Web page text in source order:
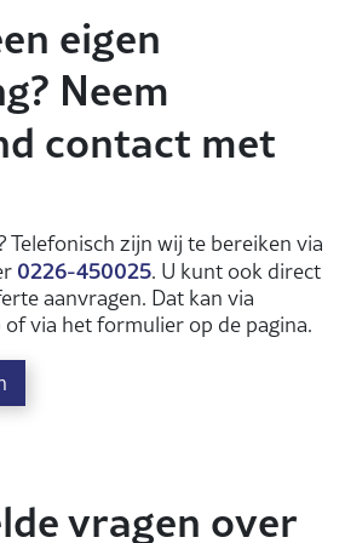
eigen
Neem
contact met
Telefonisch zijn wij te bereiken via
0226-450025. U kunt ook direct
aanvragen. Dat kan via
via het formulier op de pagina.
vragen over